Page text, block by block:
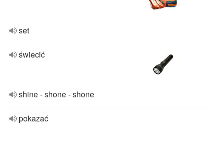
set
świecić
shine - shone - shone
pokazać